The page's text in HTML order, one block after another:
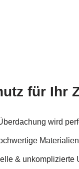
für Ihr
wird
& unkomplizierte